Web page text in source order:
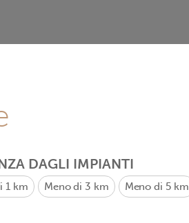
DAGLI IMPIANTI
1 km Meno di 3 km Meno di 5 km